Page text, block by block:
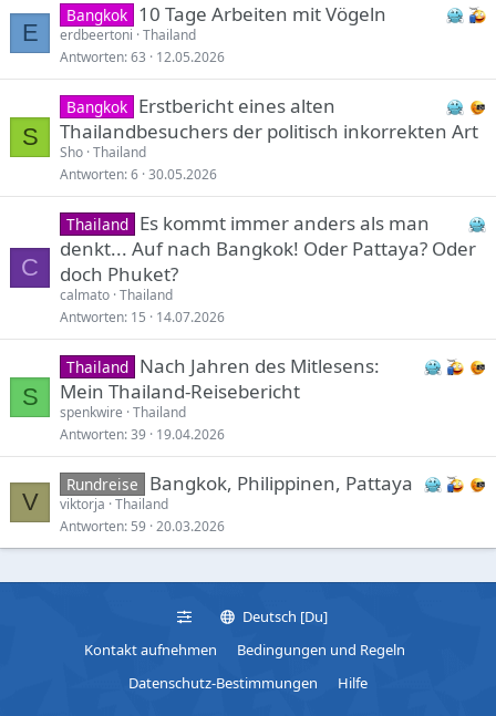
E
Bangkok 10 Tage Arbeiten mit Vögeln
erdbeertoni Thailand
Antworten 63 12.05.2026
S
Bangkok Erstbericht eines alten
Thailandbesuchers der politisch inkorrekten Art
Sho Thailand
Antworten 6 30.05.2026
C
Thailand Es kommt immer anders als man
denkt... Auf nach Bangkok! Oder Pattaya? Oder
doch Phuket?
calmato Thailand
Antworten 15 14.07.2026
S
Thailand Nach Jahren des Mitlesens:
Mein Thailand-Reisebericht
spenkwire Thailand
Antworten 39 19.04.2026
V
Rundreise Bangkok, Philippinen, Pattaya
viktorja Thailand
Antworten 59 20.03.2026
Deutsch [Du]
Kontakt aufnehmen
Bedingungen und Regeln
Datenschutz-Bestimmungen
Hilfe